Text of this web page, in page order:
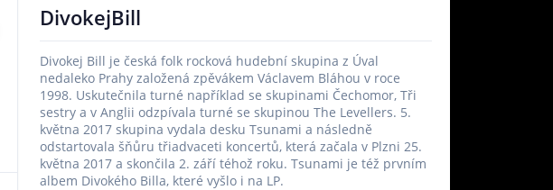
DivokejBill
Divokej Bill je česká folk rocková hudební skupina z Úval
nedaleko Prahy založená zpěvákem Václavem Bláhou v roce
1998. Uskutečnila turné například se skupinami Čechomor, Tři
sestry a v Anglii odzpívala turné se skupinou The Levellers. 5.
května 2017 skupina vydala desku Tsunami a následně
odstartovala šňůru třiadvaceti koncertů, která začala v Plzni 25.
května 2017 a skončila 2. září téhož roku. Tsunami je též prvním
albem Divokého Billa, které vyšlo i na LP.